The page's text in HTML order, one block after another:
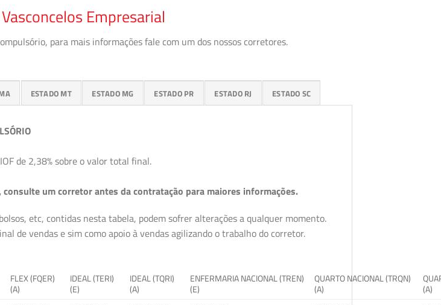
Empresarial
para mais informações fale com um dos nossos corretores.
ESTADO MT ESTADO MG ESTADO PR ESTADO RJ ESTADO SC
de 2,38% sobre o valor total final.
consulte um corretor antes da contratação para maiores informações.
etc, contidas nesta tabela, podem sofrer alterações a qualquer momento.
de vendas e sim como apoio à vendas agilizando o trabalho do corretor.
FLEX (FQER)
(A)
IDEAL (TERI)
(E)
IDEAL (TQRI)
(A)
ENFERMARIA NACIONAL (TREN)
(E)
QUARTO NACIONAL (TRQN)
(A)
(A)